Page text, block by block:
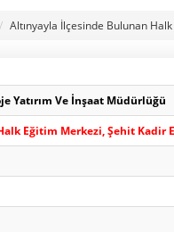
Altınyayla İlçesinde Bulunan
Yatırım Ve İnşaat Müdürlüğü
Eğitim Merkezi, Şehit Kadir